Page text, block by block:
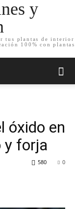
y
tus plantas de interior
100% con plantas
óxido en
y forja
0
580